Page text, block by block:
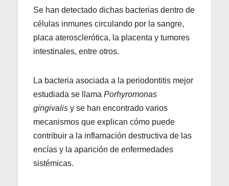
Se han detectado dichas bacterias dentro de
células inmunes circulando por la sangre,
placa aterosclerótica, la placenta y tumores
intestinales, entre otros.
La bacteria asociada a la periodontitis mejor
estudiada se llama Porhyromonas
gingivalis y se han encontrado varios
mecanismos que explican cómo puede
contribuir a la inflamación destructiva de las
encías y la aparición de enfermedades
sistémicas.